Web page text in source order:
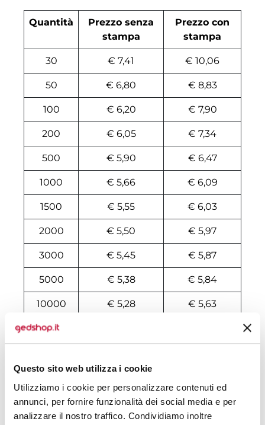
Questo sito web utilizza i cookie
Utilizziamo i cookie per personalizzare contenuti ed
annunci, per fornire funzionalità dei social media e per
analizzare il nostro traffico. Condividiamo inoltre
Quantità
Prezzo senza
stampa
Prezzo con
stampa
30 € 7,41 € 10,06
50 € 6,80 € 8,83
100 € 6,20 € 7,90
200 € 6,05 € 7,34
500 € 5,90 € 6,47
1000 € 5,66 € 6,09
1500 € 5,55 € 6,03
2000 € 5,50 € 5,97
3000 € 5,45 € 5,87
5000 € 5,38 € 5,84
10000 € 5,28 € 5,63
Tecniche di stampa
Area di personalizzazione
Domande e risposte